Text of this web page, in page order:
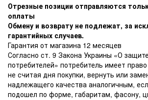
Отрезные позиции отправляются
оплаты
Обмену и возврату не подлежат, за
гарантийных случаев.
Гарантия от магазина 12 месяцев
Согласно ст. 9 Закона Украины «О
потребителей» потребитель имеет
не считая дня покупки, вернуть или
надлежащего качества аналогичным,
подошел по форме, габаритам, фасону,